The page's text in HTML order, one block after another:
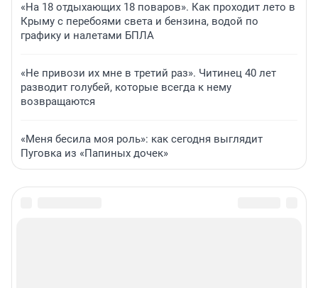
«На 18 отдыхающих 18 поваров». Как проходит лето в
Крыму с перебоями света и бензина, водой по
графику и налетами БПЛА
«Не привози их мне в третий раз». Читинец 40 лет
разводит голубей, которые всегда к нему
возвращаются
«Меня бесила моя роль»: как сегодня выглядит
Пуговка из «Папиных дочек»